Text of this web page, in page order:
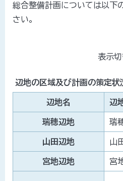
総合整備計画については以下
さい。
表
み
の
表示
辺地の区域及び計画の策定状
辺地名 辺
瑞穂辺地 瑞
山田辺地 山
宮地辺地 宮